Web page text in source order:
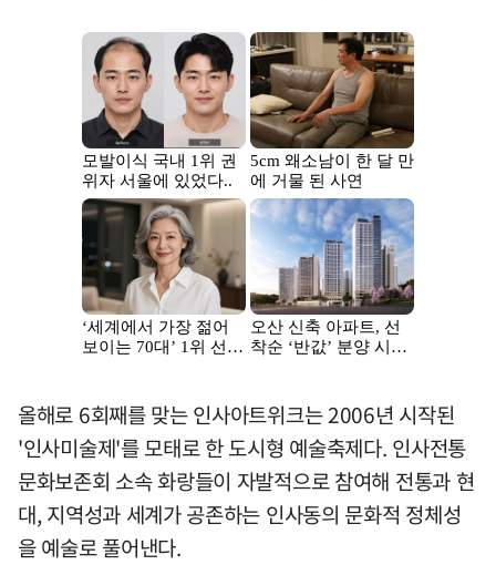
올해로 6회째를 맞는 인사아트위크는 2006년 시작된
'인사미술제'를 모태로 한 도시형 예술축제다. 인사전통
문화보존회 소속 화랑들이 자발적으로 참여해 전통과 현
대, 지역성과 세계가 공존하는 인사동의 문화적 정체성
을 예술로 풀어낸다.